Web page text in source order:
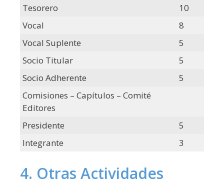
Tesorero
10
Vocal
8
Vocal Suplente
5
Socio Titular
5
Socio Adherente
5
Comisiones – Capítulos – Comité
Editores
Presidente
5
Integrante
3
4. Otras Actividades